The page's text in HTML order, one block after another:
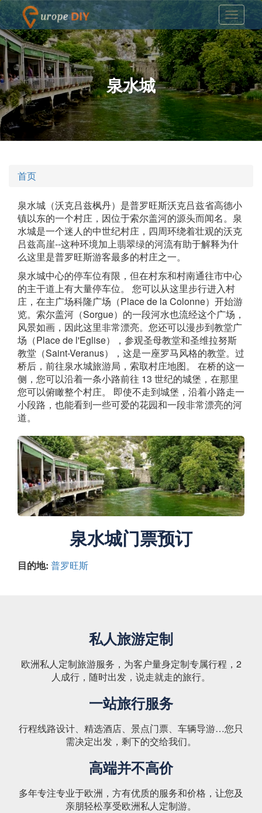
泉水城
首页
泉水城（沃克吕兹枫丹）是普罗旺斯沃克吕兹省高德小
镇以东的一个村庄，因位于索尔盖河的源头而闻名。泉
水城是一个迷人的中世纪村庄，四周环绕着壮观的沃克
吕兹高崖--这种环境加上翡翠绿的河流有助于解释为什
么这里是普罗旺斯游客最多的村庄之一。
泉水城中心的停车位有限，但在村东和村南通往市中心
的主干道上有大量停车位。 您可以从这里步行进入村
庄，在主广场科隆广场（Place de la Colonne）开始游
览。索尔盖河（Sorgue）的一段河水也流经这个广场，
风景如画，因此这里非常漂亮。您还可以漫步到教堂广
场（Place de l'Eglise），参观圣母教堂和圣维拉努斯
教堂（Saint-Veranus），这是一座罗马风格的教堂。过
桥后，前往泉水城旅游局，索取村庄地图。 在桥的这一
侧，您可以沿着一条小路前往 13 世纪的城堡，在那里
您可以俯瞰整个村庄。 即使不走到城堡，沿着小路走一
小段路，也能看到一些可爱的花园和一段非常漂亮的河
道。
泉水城门票预订
目的地: 普罗旺斯
私人旅游定制
欧洲私人定制旅游服务，为客户量身定制专属行程，2
人成行，随时出发，说走就走的旅行。
一站旅行服务
行程线路设计、精选酒店、景点门票、车辆导游…您只
需决定出发，剩下的交给我们。
高端并不高价
多年专注专业于欧洲，方有优质的服务和价格，让您及
亲朋轻松享受欧洲私人定制游。